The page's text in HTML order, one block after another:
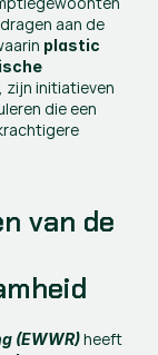
aan de
plastic
zijn initiatieven
die een
van de
(EWWR) heeft